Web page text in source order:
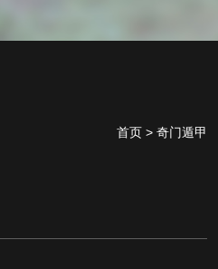
首页 > 奇门遁甲